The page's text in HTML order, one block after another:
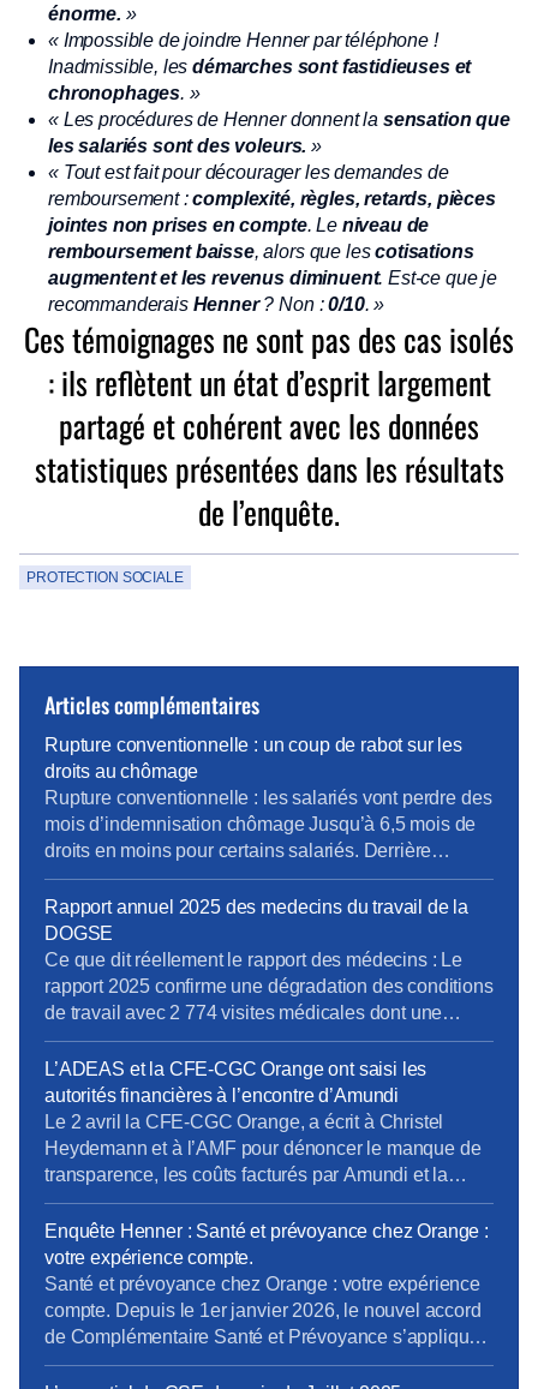
énorme. »
« Impossible de joindre Henner par téléphone !
Inadmissible, lesdémarches sont fastidieuses et
chronophages. »
« Les procédures de Henner donnent la sensation que
les salariés sont des voleurs. »
« Tout est fait pour décourager les demandes de
remboursement :complexité, règles, retards, pièces
jointes non prises en compte. Le niveau de
remboursement baisse, alors que lescotisations
augmentent et les revenus diminuent. Est-ce que je
recommanderais Henner? Non :0/10. »
Ces témoignages ne sont pas des cas isolés
: ils reflètent un état d’esprit largement
partagé et cohérent avec les données
statistiques présentées dans les résultats
de l’enquête.
PROTECTION SOCIALE
Articles complémentaires
Rupture conventionnelle : un coup de rabot sur les
droits au chômage
Rupture conventionnelle : les salariés vont perdre des
mois d’indemnisation chômage Jusqu’à 6,5 mois de
droits en moins pour certains salariés. Derrière
l’objectif affiché d’économies budgétaires, cette
réforme soulève de nombreuses interrogations sur
l’emploi des seniors et le renouvellement des
compétences dans les entreprises L’état vient de
réformer le dispositif de rupture conventionnelle
individuelle à […]
Rapport annuel 2025 des medecins du travail de la
DOGSE
Ce que dit réellement le rapport des médecins : Le
rapport 2025 confirme une dégradation des conditions
de travail avec 2 774 visites médicales dont une
majorité à la demande des salariés, signe d’un
malaise croissant. Les médecins alertent sur une
intensification et une complexification du travail, une
perte de repères collectifs et un éloignement […]
L’ADEAS et la CFE-CGC Orange ont saisi les
autorités financières à l’encontre d’Amundi
Le 2 avril la CFE-CGC Orange, a écrit à Christel
Heydemann et à l’AMF pour dénoncer le manque de
transparence, les coûts facturés par Amundi et la
gestion archaïque de nos fonds. Nous avions
demandé l’ouverture de négociations pour
moderniser la gouvernance : Les rendements de notre
épargne salariale sont entravés par ces
fonctionnements d’un autre […]
Enquête Henner : Santé et prévoyance chez Orange :
votre expérience compte.
Santé et prévoyance chez Orange : votre expérience
compte. Depuis le 1er janvier 2026, le nouvel accord
de Complémentaire Santé et Prévoyance s’applique
chez Orange. Il a retenu CNP Assurances comme